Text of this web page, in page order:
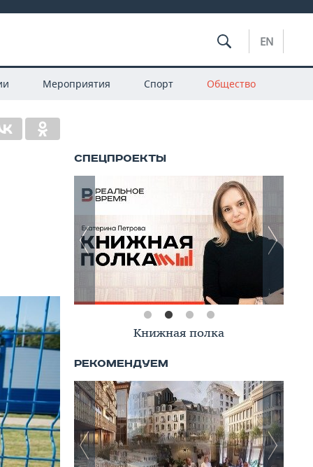
EN
Мероприятия Спорт Общество
Книжная полка